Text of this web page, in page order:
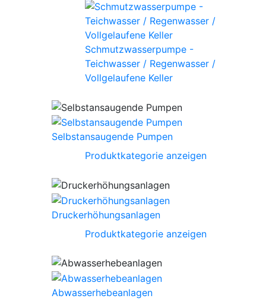
Schmutzwasserpumpe -
Teichwasser / Regenwasser /
Vollgelaufene Keller
Selbstansaugende Pumpen
Produktkategorie anzeigen
Druckerhöhungsanlagen
Produktkategorie anzeigen
Abwasserhebeanlagen